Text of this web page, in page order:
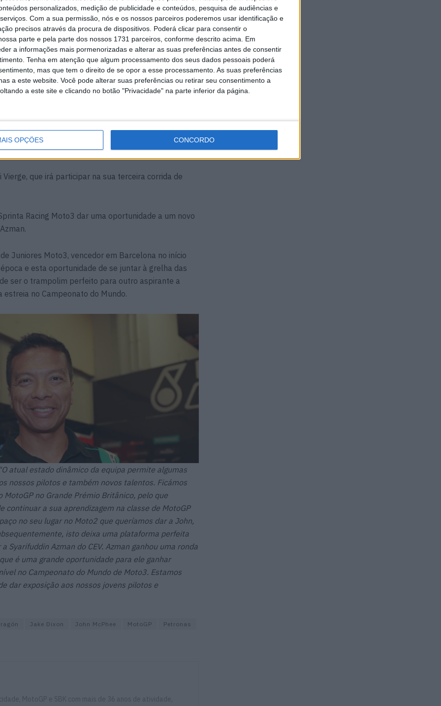
personalizados, medição de publicidade e conteúdos, pesquisa de audiências e
Com a sua permissão, nós e os nossos parceiros poderemos usar identificação e
precisos através da procura de dispositivos. Poderá clicar para consentir o
parte e pela parte dos nossos 1731 parceiros, conforme descrito acima. Em
a informações mais pormenorizadas e alterar as suas preferências antes de consentir
Tenha em atenção que algum processamento dos seus dados pessoais poderá
mas que tem o direito de se opor a esse processamento. As suas preferências
a este website. Você pode alterar suas preferências ou retirar seu consentimento a
a este site e clicando no botão "Privacidade" na parte inferior da página.
OPÇÕES CONCORDO
6 AGOSTO, 2026
na sua Yamaha YZR-M1 em frente dos seus fãs
Dixon irá disputar mais uma ronda na classe de
oportunidade de subir na estrutura do grupo
Moto2 para experimentar a Kalex pela primeira vez
Vierge, que irá participar na sua terceira corrida de
Racing Moto3 dar uma oportunidade a um novo
Juniores Moto3, vencedor em Barcelona no início
e esta oportunidade de se juntar à grelha das
ser o trampolim perfeito para outro aspirante a
no Campeonato do Mundo.
atual estado dinâmico da equipa permite algumas
nossos pilotos e também novos talentos. Ficámos
no Grande Prémio Britânico, pelo que
continuar a sua aprendizagem na classe de MotoGP
no seu lugar no Moto2 que queríamos dar a John,
isto deixa uma plataforma perfeita
Syarifuddin Azman do CEV. Azman ganhou uma ronda
é uma grande oportunidade para ele ganhar
no Campeonato do Mundo de Moto3. Estamos
dar exposição aos nossos jovens pilotos e
Jake Dixon John McPhee MotoGP
Petronas
MotoGP e SBK com mais de 36 anos de atividade,